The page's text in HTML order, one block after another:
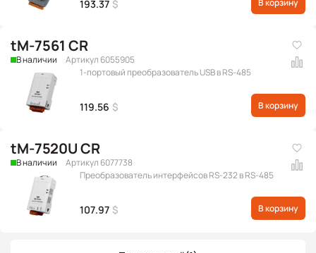
193.37 $
tM-7561 CR
В наличии
Артикул 6055905
1-портовый преобразователь USB в RS-485
119.56 $ В корзину
tM-7520U CR
В наличии
Артикул 6077738
Преобразователь интерфейсов RS-232 в RS-485
107.97 $ В корзину